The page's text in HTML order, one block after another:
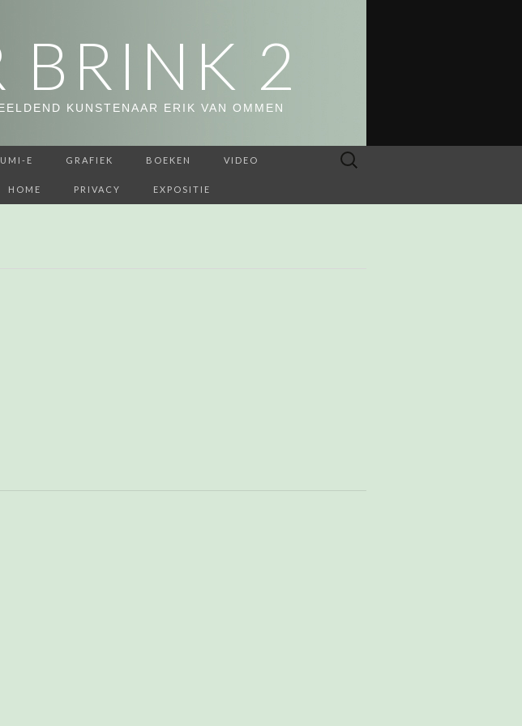
BRINK 2
KUNSTENAAR ERIK VAN OMMEN
E GRAFIEK BOEKEN VIDEO
HOME PRIVACY EXPOSITIE
Zoeken